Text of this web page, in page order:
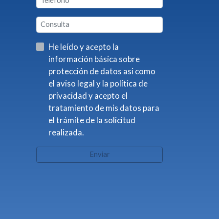
He leído y acepto la
información básica sobre
protección de datos asi como
el aviso legal y la política de
privacidad y acepto el
tratamiento de mis datos para
el trámite de la solicitud
realizada.
Enviar